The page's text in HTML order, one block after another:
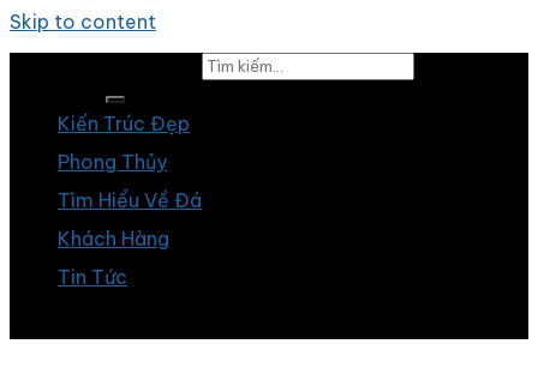
Skip to content
Kiến Trúc Đẹp
Phong Thủy
Tìm Hiểu Về Đá
Khách Hàng
Tin Tức